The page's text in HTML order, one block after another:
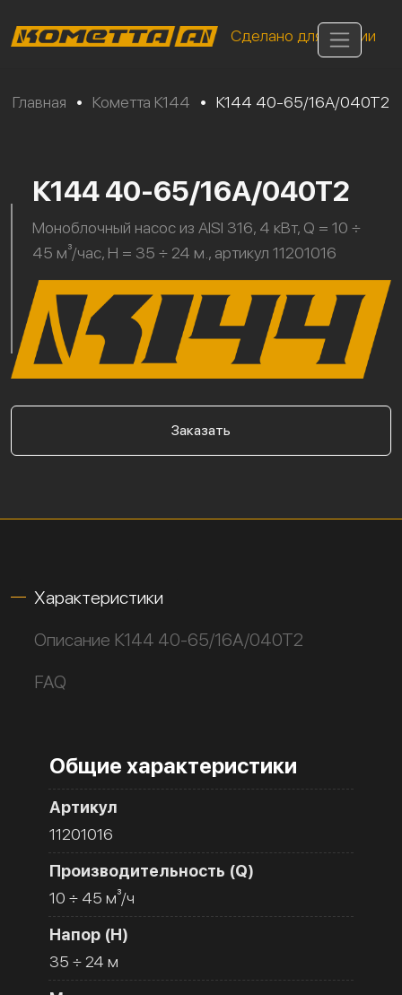
Сделано для России
Главная • Кометта К144 • К144 40-65/16А/040Т2
К144 40-65/16А/040Т2
Моноблочный насос из AISI 316, 4 кВт, Q = 10 ÷
45 м³/час, H = 35 ÷ 24 м., артикул 11201016
Заказать
Характеристики
Описание К144 40-65/16А/040Т2
FAQ
Общие характеристики
Артикул
11201016
Производительность (Q)
10 ÷ 45 м³/ч
Напор (H)
35 ÷ 24 м